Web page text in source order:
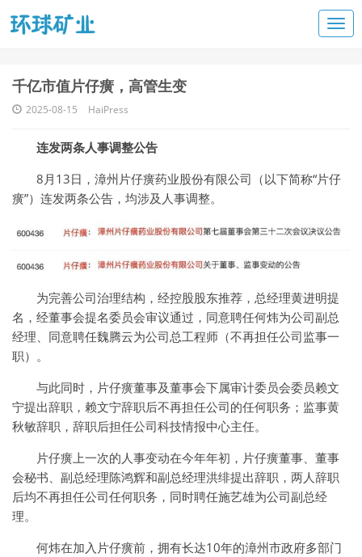
千亿市值片仔癀，高管生变
2025-08-15 HaiPress
连发两条人事调整公告
8月13日，漳州片仔癀药业股份有限公司（以下简称“片仔
癀”）连发两条公告，均涉及人事调整。
为完善公司治理结构，经控股股东推荐，总经理黄进明提
名，经董事会提名委员会审议通过，同意聘任何炜为公司副总
经理、同意聘任魏腾云为公司总工程师（不再担任公司监事一
职）。
与此同时，片仔癀董事及董事会下属审计委员会委员赖文
宁提出辞职，赖文宁辞职后不再担任公司的任何职务；监事黄
秋敏辞职，辞职后担任公司科技情报中心主任。
片仔癀上一次的人事变动在今年年初，片仔癀董事、董事
会秘书、副总经理陈鸿辉和副总经理洪绯提出辞职，两人辞职
后均不再担任公司任何职务，同时聘任施艺雄为公司副总经
理。
何炜在加入片仔癀前，拥有长达10年的漳州市政府多部门